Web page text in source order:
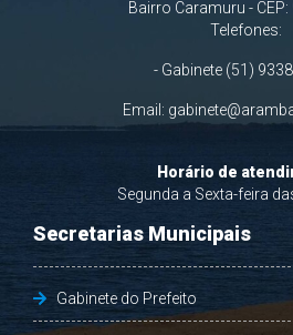
Bairro Caramuru -
Telefones:
- Gabinete (51)
Email:
Horário de
Segunda a Sexta-feira
Secretarias Municipais
Gabinete do Prefeito